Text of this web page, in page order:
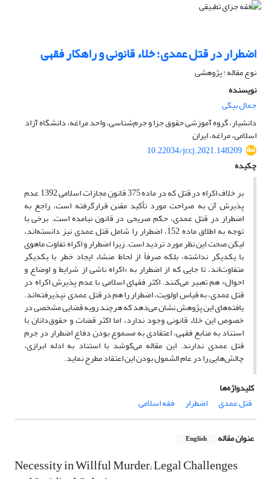
اضطرار در قتل عمدی؛ خلاء قانونی و راهکار فقهی
نوع مقاله : پژوهشی
نویسنده
جمال بیگی
دانشیار، گروه آموزشی حقوق جزا و جرم‌شناسی، واحد مراغه، دانشگاه آزاد
اسلامی، مراغه، ایران
10.22034/jccj.2021.148209
چکیده
بر خلاف اکراه در قتل که در ماده 375 قانون مجازات اسلامی 1392 عدم
پذیرش آن به صراحت مورد تأکید مقنن قرارگرفته است، راجع به
اضطرار در قتل عمدی، حکم صریحی در قانون نیامده است. برخی با
توجه به اطلاق ماده 152، اضطرار را شامل قتل عمدی نیز دانسته‌اند،
لیکن صحت این نظر مورد تردید است. زیرا اضطرار و اکراه تفاوت ماهوی
با یکدیگر نداشته، بلکه صرفاً از لحاظ منشاء ایجاد خطر با یکدیگر
متفاوت‌اند، تا جایی که از اضطرار به «اکراه ناشی از شرایط و اوضاع و
احوال» هم تعبیر می‌کنند. اکثر فقهای اسلامی با عدم پذیرش اکراه در
قتل عمدی، به قیاس اولویت، اضطرار را هم در قتل عمدی نپذیرفته‌اند.
یافته‌های این پژوهش نشان می‌دهد که هرچند رویه قضایی مشخصی در
خصوص این خلاء قانونی وجود ندارد، اما اکثر قضات و حقوق‌دانان با
استناد به منابع فقهی، اعتقادی به مسموع بودن دفاع اضطرار در جرم
قتل عمدی ندارند. این مقاله می‌کوشد با استناد به ادله ابرازی،
چالش‌هایی را در عام الشمول بودن این اعتقاد مطرح نماید.
کلیدواژه‌ها
قتل عمدی
اضطرار فقه اسلامی
عنوان مقاله English
Necessity in Willful Murder; Legal Challenges